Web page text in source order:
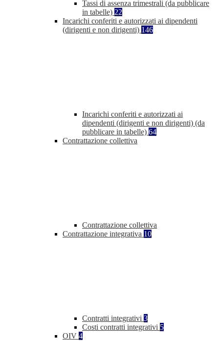
Tassi di assenza trimestrali (da pubblicare
in tabelle) 22
Incarichi conferiti e autorizzati ai dipendenti
(dirigenti e non dirigenti) 146
Incarichi conferiti e autorizzati ai
dipendenti (dirigenti e non dirigenti) (da
pubblicare in tabelle) 64
Contrattazione collettiva
Contrattazione collettiva
Contrattazione integrativa 10
Contratti integrativi 3
Costi contratti integrativi 5
OIV 4